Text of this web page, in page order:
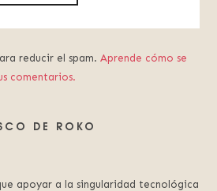
reducir el spam.Aprende cómo se
comentarios.
DE ROKO
apoyar a la singularidad tecnológica